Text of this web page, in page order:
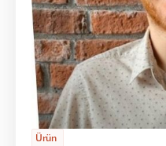
Ürün